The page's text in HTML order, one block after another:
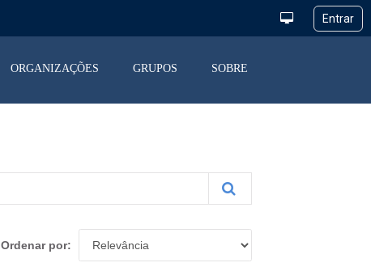
ORGANIZAÇÕES GRUPOS SOBRE
Ordenar por